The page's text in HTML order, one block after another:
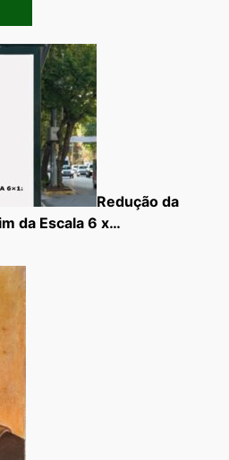
Redução da
da Escala 6 x…